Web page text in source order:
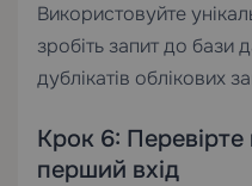
Використовуйте
зробіть запит до бази
дублікатів облікових
Крок 6: Перевірте
перший вхід